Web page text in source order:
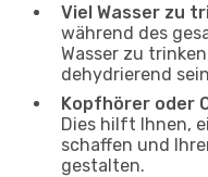
Viel Wasser zu
während des
Wasser zu
dehydrierend
Kopfhörer oder
Dies hilft Ihnen,
schaffen und
gestalten.